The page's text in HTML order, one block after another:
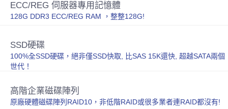
ECC/REG 伺服器專用記憶體
128G DDR3 ECC/REG RAM ，整整128G!
SSD硬碟
100%全SSD硬碟，絕非僅SSD快取, 比SAS 15K還快, 超越SATA兩個
世代！
高階企業磁碟陣列
原廠硬體磁碟陣列RAID10，非低階RAID或很多業者連RAID都沒有!